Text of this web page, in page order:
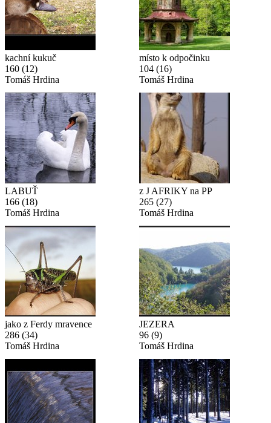
kachní kukuč
160 (12)
Tomáš Hrdina
místo k odpočinku
104 (16)
Tomáš Hrdina
LABUŤ
166 (18)
Tomáš Hrdina
z J AFRIKY na PP
265 (27)
Tomáš Hrdina
jako z Ferdy mravence
286 (34)
Tomáš Hrdina
JEZERA
96 (9)
Tomáš Hrdina